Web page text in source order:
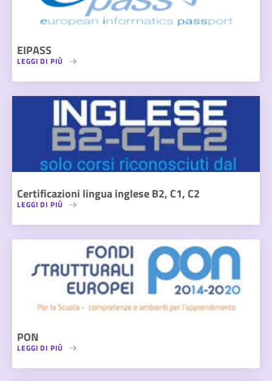
EIPASS
LEGGI DI PIÙ
Certificazioni lingua inglese B2, C1, C2
LEGGI DI PIÙ
PON
LEGGI DI PIÙ